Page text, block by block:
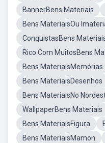
BannerBens Materiais
Bens MateriaisOu
ConquistasBens
Rico Com MuitosBens
Bens MateriaisMemórias
Bens MateriaisDesenhos
Bens MateriaisNo
WallpaperBens Materiais
Bens MateriaisFigura
Bens MateriaisMamon